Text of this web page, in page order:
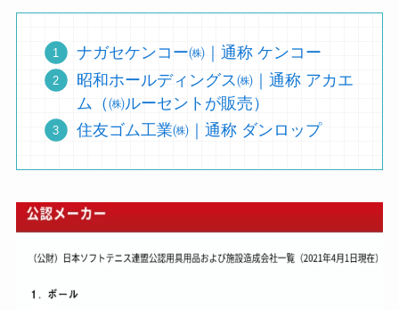
ナガセケンコー㈱｜通称 ケンコー
昭和ホールディングス㈱｜通称 アカエ
ム（㈱ルーセントが販売）
住友ゴム工業㈱｜通称 ダンロップ